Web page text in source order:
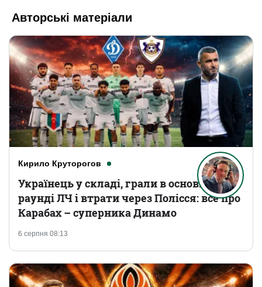
Авторські матеріали
Кирило Круторогов
6 серпня 08:13
Українець у складі, грали в основному
раунді ЛЧ і втрати через Полісся: все про
Карабах – суперника Динамо